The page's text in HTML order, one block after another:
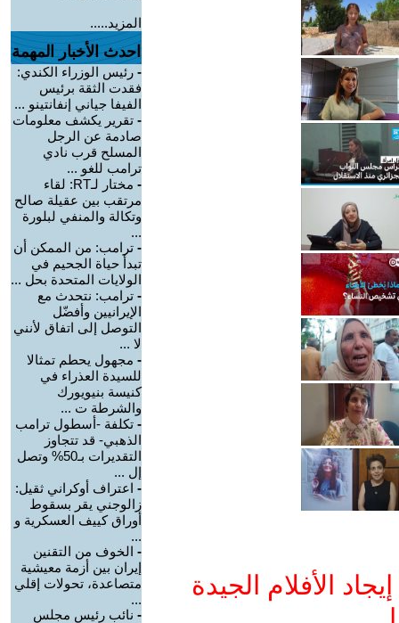
الأفلام الجيدة
المزيد.....
احدث الأخبار المهمة
- رئيس الوزراء الكندي:
فقدت الثقة برئيس
الفيفا جياني إنفانتينو ...
- تقرير يكشف معلومات
صادمة عن الرجل
المسلح قرب نادي
ترامب للغو ...
-
مختار لـRT: لقاء
مرتقب بين عقيلة صالح
وتكالة والمنفي لبلورة
...
- ترامب: من الممكن أن
تبدأ حياة الجحيم في
الولايات المتحدة بحل ...
- ترامب: نتحدث مع
الإيرانيين وأفضّل
التوصل إلى اتفاق لأنني
لا ...
- مجهول يحطم تمثالا
للسيدة العذراء في
كنيسة بنيويورك
والشرطة ت ...
- تكلفة -أسطول ترامب
الذهبي- قد تتجاوز
التقديرات بـ50% وتصل
إل ...
- اعتراف أوكراني ثقيل:
زالوجني يقر بسقوط
أوراق كييف العسكرية و
...
- الخوف من التقنين
إيران بين أزمة معيشية
متصاعدة، تحولات إقلي
...
- نائب رئيس مجلس